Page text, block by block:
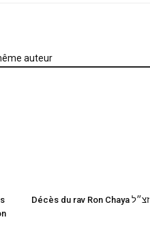
auteur
Décès du rav Ron Chaya זצ״ל